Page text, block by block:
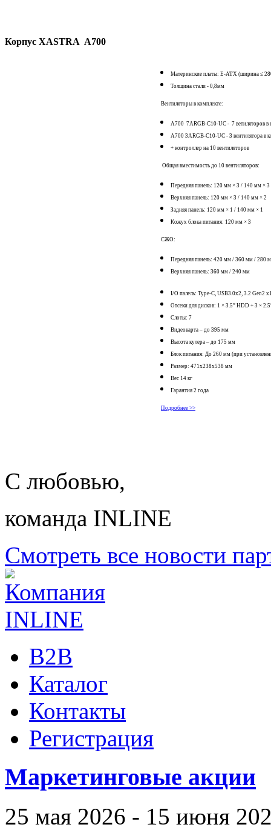
Корпус XASTRA A700
Материнские платы: E-ATX (ширина ≤
Толщина стали - 0,8мм
Вентиляторы в комплекте:
A700 7ARGB-C10-UC - 7 ветиляторов
A700 3ARGB-C10-UC - 3 вентилятора в
+ контроллер на 10 вентиляторов
Общая вместимость до 10 вентиляторов:
Передняя панель: 120 мм × 3 / 140 мм × 3
Верхняя панель: 120 мм × 3 / 140 мм × 2
Задняя панель: 120 мм × 1 / 140 мм × 1
Кожух блока питания: 120 мм × 3
СЖО:
Передняя панель: 420 мм / 360 мм / 280
Верхняя панель: 360 мм / 240 мм
I/O палель: Type-C, USB3.0x2, 3.2 Gen2
Отсеки для дисков: 1 × 3.5” HDD + 3 ×
Слоты: 7
Видеокарта – до 395 мм
Высота кулера – до 175 мм
Блок питания: До 260 мм (при
Размер: 471x238x538 мм
Вес 14 кг
Гарантия 2 года
Подробнее >>
С любовью,
команда INLINE
Смотреть все новости
B2B
Каталог
Контакты
Регистрация
Маркетинговые акции
25 мая 2026 - 15 июня